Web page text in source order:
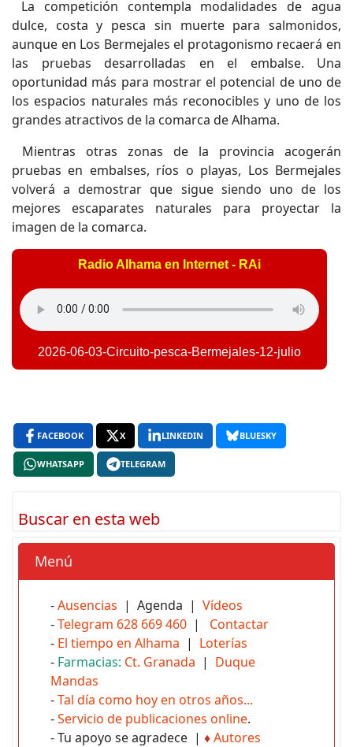
La competición contempla modalidades de agua
dulce, costa y pesca sin muerte para salmonidos,
aunque en Los Bermejales el protagonismo recaerá en
las pruebas desarrolladas en el embalse. Una
oportunidad más para mostrar el potencial de uno de
los espacios naturales más reconocibles y uno de los
grandes atractivos de la comarca de Alhama.
Mientras otras zonas de la provincia acogerán
pruebas en embalses, ríos o playas, Los Bermejales
volverá a demostrar que sigue siendo uno de los
mejores escaparates naturales para proyectar la
imagen de la comarca.
Radio Alhama en Internet - RAi
2026-06-03-Circuito-pesca-Bermejales-12-julio
FACEBOOK X LINKEDIN BLUESKY
WHATSAPP TELEGRAM
Buscar en esta web
Menú
-Ausencias | Agenda | Vídeos
-Telegram 628 669 460 | Contactar
- El tiempo en Alhama | Loterías
- Farmacias: Ct. Granada | Duque
Mandas
-Tal día como hoy en otros años...
-Servicio de publicaciones online.
- Tu apoyo se agradece | ♦Autores